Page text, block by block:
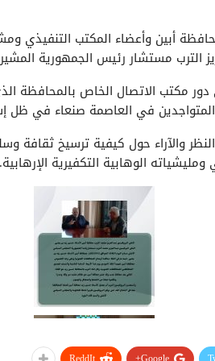
أبين وأعضاء المكتب التنفيذي
الترب مستشار رئيس الجمهورية
مكتب الاتصال الخاص بالمحافظة
المتواجدين في العاصمة صنعاء في ظل
والآراء حول كيفية ترسيخ ثقافة
الوهابية التكفيرية الإرهابية.